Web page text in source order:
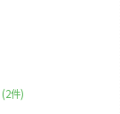
2件